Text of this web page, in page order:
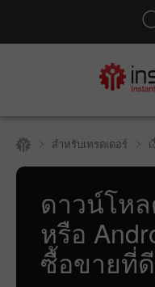
สำหรับเทรดเดอร์
ดาวน์โห
หรือ
ซื้อขายที่